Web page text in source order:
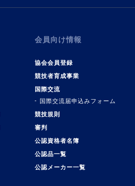
会員向け情報
協会会員登録
競技者育成事業
国際交流
国際交流届申込みフォーム
競技規則
審判
公認資格者名簿
公認品一覧
公認メーカー一覧